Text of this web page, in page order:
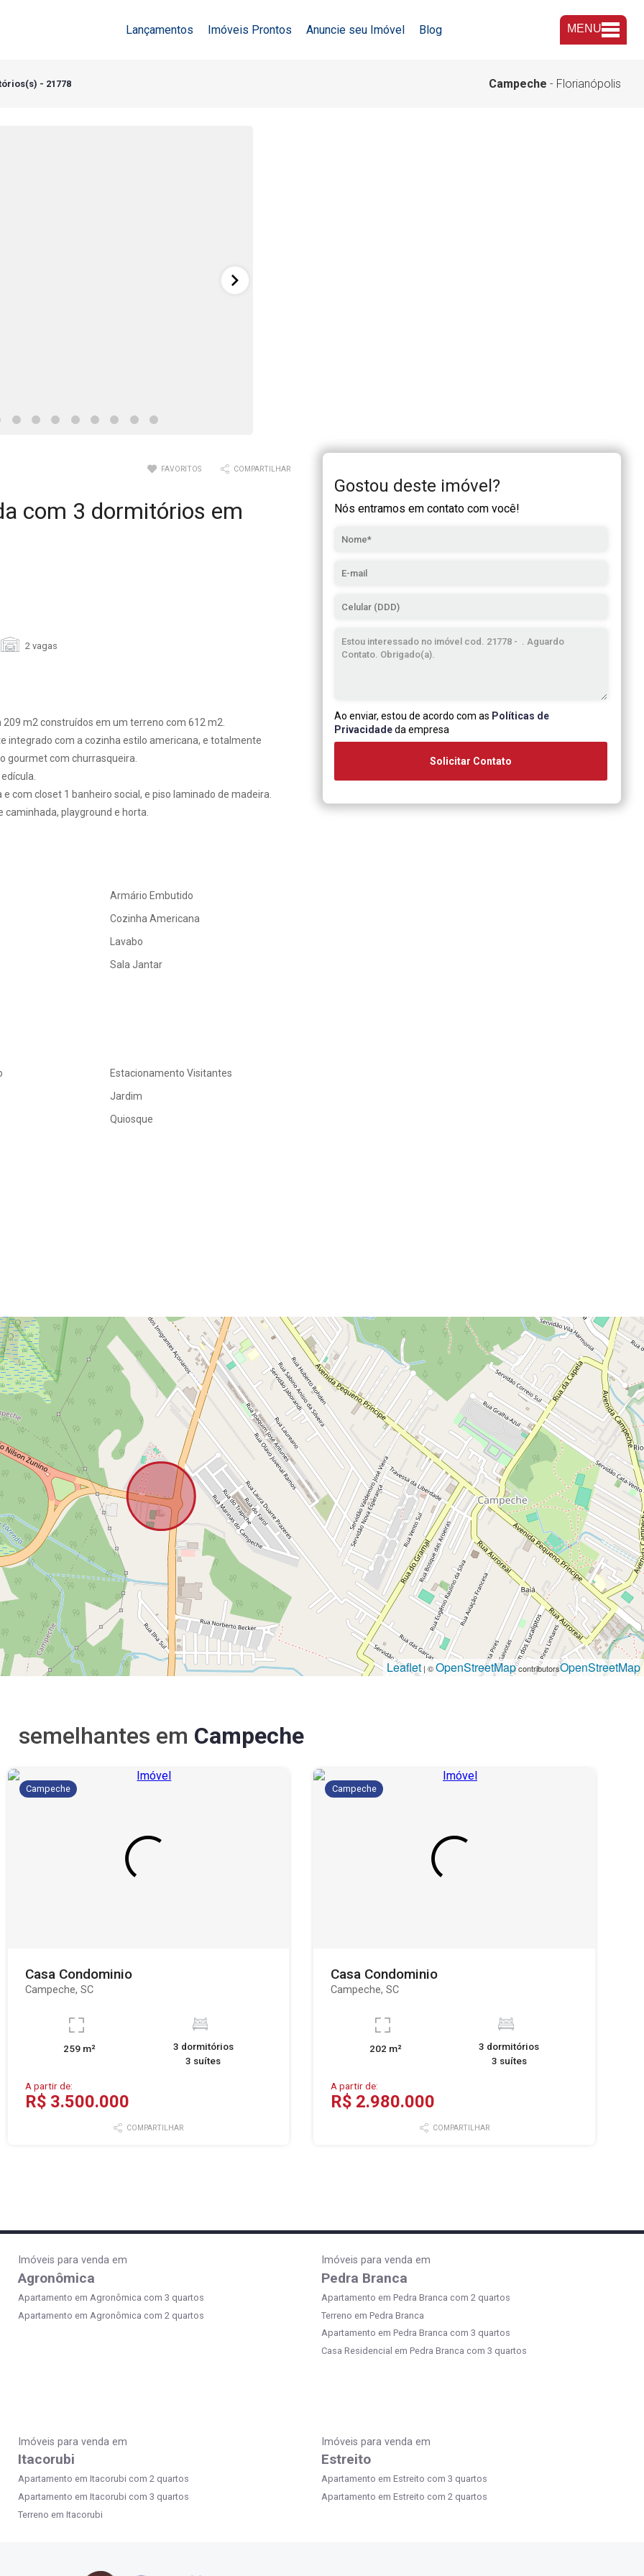
Lançamentos Imóveis Prontos Anuncie seu Imóvel Blog MENU
- 21778 Campeche - Florianópolis
FAVORITOS COMPARTILHAR
com 3 dormitórios em
2 vagas
m2 construídos em um terreno com 612 m2.
integrado com a cozinha estilo americana, e totalmente
gourmet com churrasqueira.
com closet 1 banheiro social, e piso laminado de madeira.
caminhada, playground e horta.
Armário Embutido
Cozinha Americana
Lavabo
Sala Jantar
Estacionamento Visitantes
Jardim
Quiosque
Gostou deste imóvel?
Nós entramos em contato com você!
Ao enviar, estou de acordo com as Políticas de
Privacidadeda empresa
Solicitar Contato
Leaflet | ©OpenStreetMapcontributorsOpenStreetMap
semelhantes em Campeche
Campeche
Casa Condominio
Campeche, SC
259 m²
3 dormitórios
3 suítes
A partir de:
R$ 3.500.000
COMPARTILHAR
Campeche
Casa Condominio
Campeche, SC
202 m²
3 dormitórios
3 suítes
A partir de:
R$ 2.980.000
COMPARTILHAR
Imóveis para venda em
Agronômica
Apartamento em Agronômica com 3 quartos
Apartamento em Agronômica com 2 quartos
Imóveis para venda em
Pedra Branca
Apartamento em Pedra Branca com 2 quartos
Terreno em Pedra Branca
Apartamento em Pedra Branca com 3 quartos
Casa Residencial em Pedra Branca com 3 quartos
Imóveis para venda em
Itacorubi
Apartamento em Itacorubi com 2 quartos
Apartamento em Itacorubi com 3 quartos
Terreno em Itacorubi
Imóveis para venda em
Estreito
Apartamento em Estreito com 3 quartos
Apartamento em Estreito com 2 quartos